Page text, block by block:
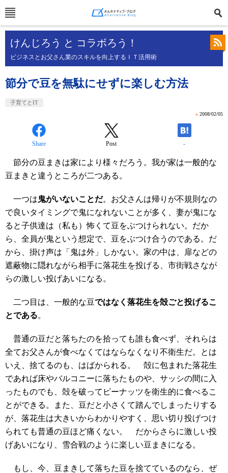
けんじろう と コラボろう！
ビジネスとお父さん業のスキルを向上するＩＴ活用術
節分で豆を無駄にせずに楽しむ方法
子育てとIT
» 2008/02/05
Share Post -
節分の豆まきは家により様々だろう。我が家は一般的な
豆まきと違うところが二つある。
一つは鬼がいないことだ。お父さんは帰りが不規則なの
で良いタイミングで鬼になれないことが多く、妻が鬼にな
ると子供達は（私も）怖くて豆をぶつけられない。だか
ら、全員が鬼という想定で、豆をぶつけ合うのである。だ
から、掛け声は「鬼は外」しかない。家の中は、扉などの
遮蔽物に隠れながら相手に落花生を投げる、市街戦さなが
らの激しい投げあいになる。
二つ目は、一般的な豆ではなく落花生を殻ごと投げるこ
とである。
普通の豆だと落ちたのを拾っても誰も食べず、それらは
全てお父さんが食べなくてはならなくなり不衛生だ。とは
いえ、捨てるのも、はばかられる。 殻に包まれた落花生
であれば床やバルコニーに落ちたものや、サッシの間に入
ったものでも、殻を破ってピーナッツを衛生的に食べるこ
とができる。また、豆だと小さくて踏んでしまったりする
が、落花生は大きいからわかりやすく、思い切り投げつけ
られても普通の豆ほど痛くない。 だからさらに激しい投
げあいになり、雪合戦のように楽しい豆まきになる。
もし、今、豆まきして落ちた豆を捨てているのなら、ぜ